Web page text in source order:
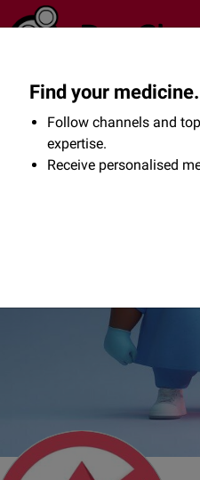
Community Flexikon Shop
Find your medicine.
Follow channels and
expertise.
Receive personalised